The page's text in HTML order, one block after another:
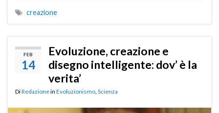
creazione
FEB
14
Evoluzione, creazione e
disegno intelligente: dov’ è la
verita’
DiRedazionein Evoluzionismo Scienza